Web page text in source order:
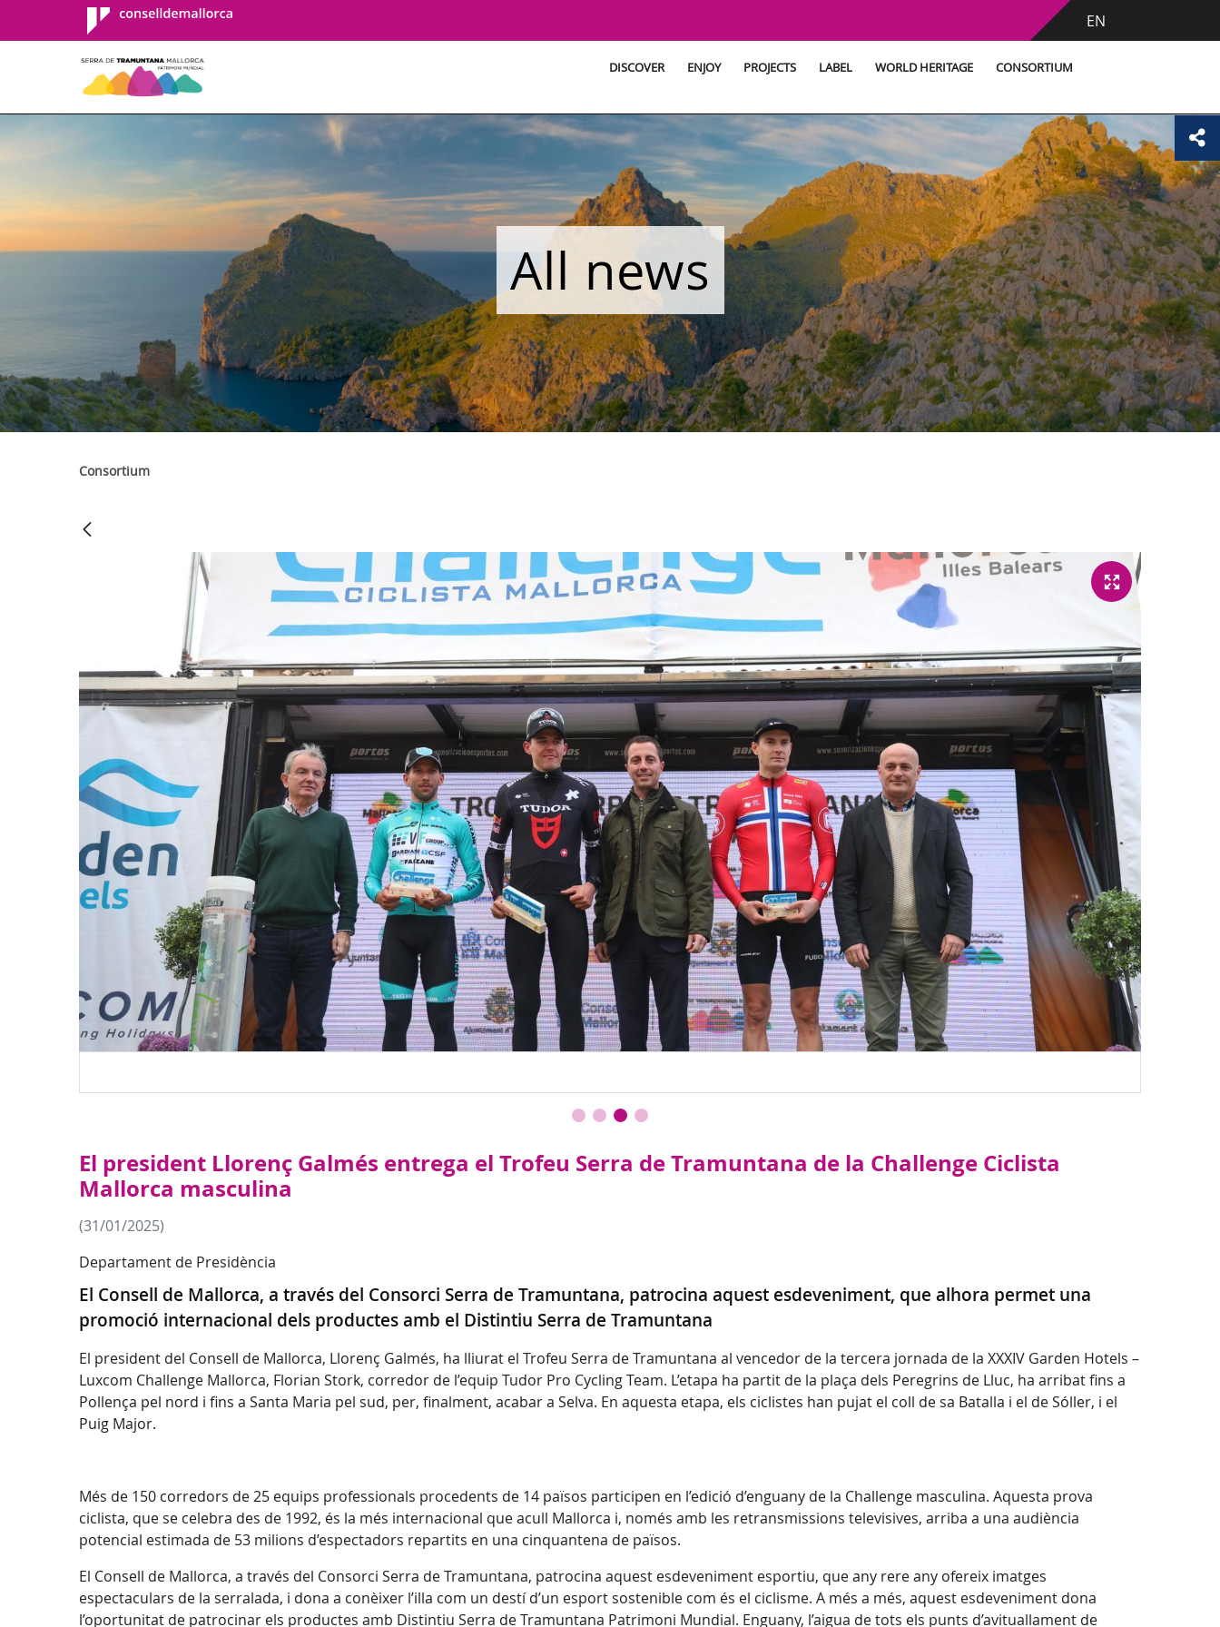
Consell de
Mallorca
EN
DISCOVER ENJOY PROJECTS LABEL WORLD HERITAGE CONSORTIUM
All news
Consortium
El president Llorenç Galmés entrega el Trofeu Serra de Tramuntana de la Challenge Ciclista
Mallorca masculina
(31/01/2025)
Departament de Presidència
El Consell de Mallorca, a través del Consorci Serra de Tramuntana, patrocina aquest esdeveniment, que alhora permet una
promoció internacional dels productes amb el Distintiu Serra de Tramuntana
El president del Consell de Mallorca, Llorenç Galmés, ha lliurat el Trofeu Serra de Tramuntana al vencedor de la tercera jornada de la XXXIV Garden Hotels –
Luxcom Challenge Mallorca, Florian Stork, corredor de l’equip Tudor Pro Cycling Team. L’etapa ha partit de la plaça dels Peregrins de Lluc, ha arribat fins a
Pollença pel nord i fins a Santa Maria pel sud, per, finalment, acabar a Selva. En aquesta etapa, els ciclistes han pujat el coll de sa Batalla i el de Sóller, i el
Puig Major.
Més de 150 corredors de 25 equips professionals procedents de 14 països participen en l’edició d’enguany de la Challenge masculina. Aquesta prova
ciclista, que se celebra des de 1992, és la més internacional que acull Mallorca i, només amb les retransmissions televisives, arriba a una audiència
potencial estimada de 53 milions d’espectadors repartits en una cinquantena de països.
El Consell de Mallorca, a través del Consorci Serra de Tramuntana, patrocina aquest esdeveniment esportiu, que any rere any ofereix imatges
espectaculars de la serralada, i dona a conèixer l’illa com un destí d’un esport sostenible com és el ciclisme. A més a més, aquest esdeveniment dona
l’oportunitat de patrocinar els productes amb Distintiu Serra de Tramuntana Patrimoni Mundial. Enguany, l’aigua de tots els punts d’avituallament de